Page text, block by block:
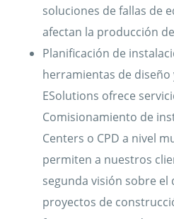
soluciones de fallas de
afectan la producción
Planificación de
herramientas de diseño
ESolutions ofrece
Comisionamiento de
Centers o CPD a nivel
permiten a nuestros
segunda visión sobre el
proyectos de